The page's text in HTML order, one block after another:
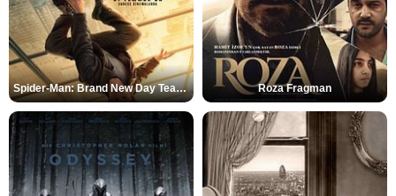
Spider-Man: Brand New Day Teaser Roza Fragman